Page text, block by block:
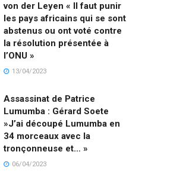
von der Leyen « Il faut punir
les pays africains qui se sont
abstenus ou ont voté contre
la résolution présentée à
l’ONU »
13/04/2023
Assassinat de Patrice
Lumumba : Gérard Soete
»J’ai découpé Lumumba en
34 morceaux avec la
tronçonneuse et… »
06/04/2023